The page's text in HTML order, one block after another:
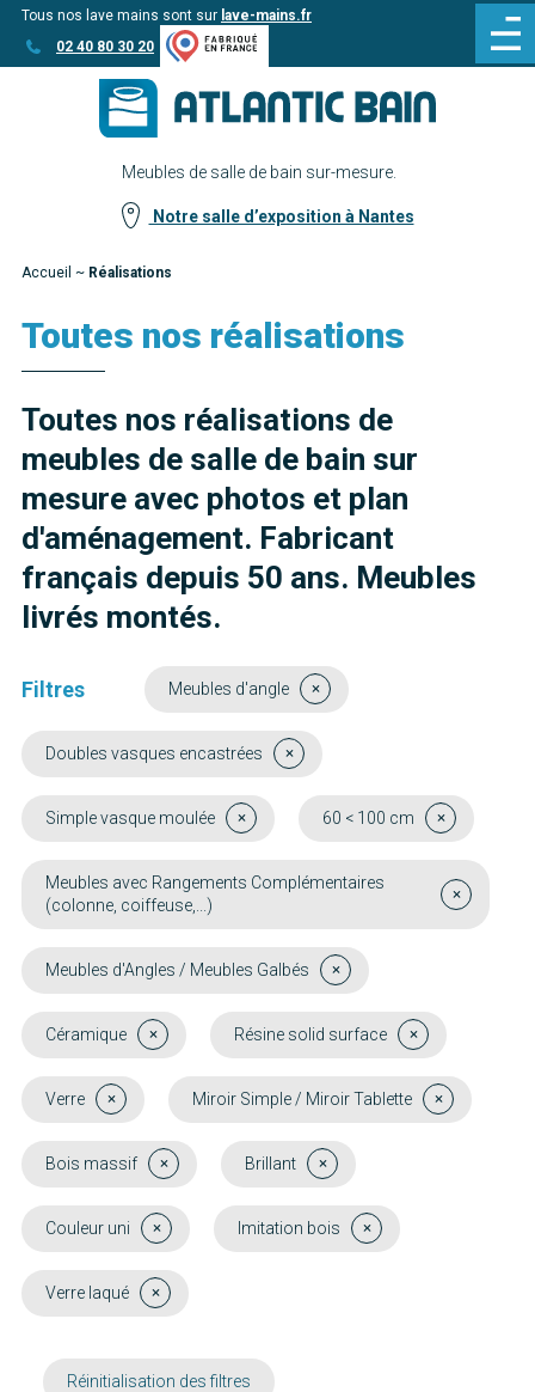
Aller
au
Aller au
contenu
Tous nos lave mains sont sur lave-mains.fr
02 40 80 30 20
Meubles de salle de bain sur-mesure.
Notre salle d’exposition à Nantes
Accueil ~ Réalisations
Toutes nos réalisations
Toutes nos réalisations de
meubles de salle de bain sur
mesure avec photos et plan
d'aménagement. Fabricant
français depuis 50 ans. Meubles
livrés montés.
Filtres Meubles d'angle
Doubles vasques encastrées
Simple vasque moulée 60 < 100 cm
Meubles avec Rangements Complémentaires
(colonne, coiffeuse,...)
Meubles d'Angles / Meubles Galbés
Céramique Résine solid surface
Verre Miroir Simple / Miroir Tablette
Bois massif Brillant
Couleur uni Imitation bois
Verre laqué
Réinitialisation des filtres